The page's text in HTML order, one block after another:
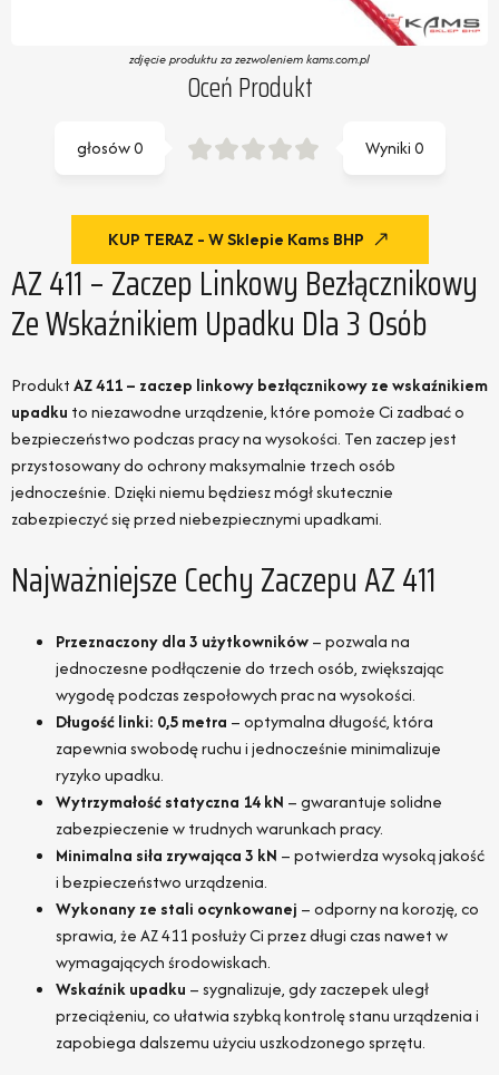
zdjęcie produktu za zezwoleniem kams.com.pl
Oceń Produkt
Wyniki0
głosów0
KUP TERAZ - W Sklepie Kams BHP
AZ 411 – Zaczep Linkowy Bezłącznikowy
Ze Wskaźnikiem Upadku Dla 3 Osób
ProduktAZ 411 – zaczep linkowy bezłącznikowy ze wskaźnikiem
upadku to niezawodne urządzenie, które pomoże Ci zadbać o
bezpieczeństwo podczas pracy na wysokości. Ten zaczep jest
przystosowany do ochrony maksymalnie trzech osób
jednocześnie. Dzięki niemu będziesz mógł skutecznie
zabezpieczyć się przed niebezpiecznymi upadkami.
Najważniejsze Cechy Zaczepu AZ 411
Przeznaczony dla 3 użytkowników– pozwala na
jednoczesne podłączenie do trzech osób, zwiększając
wygodę podczas zespołowych prac na wysokości.
Długość linki: 0,5 metra – optymalna długość, która
zapewnia swobodę ruchu i jednocześnie minimalizuje
ryzyko upadku.
Wytrzymałość statyczna 14 kN – gwarantuje solidne
zabezpieczenie w trudnych warunkach pracy.
Minimalna siła zrywająca 3 kN – potwierdza wysoką jakość
i bezpieczeństwo urządzenia.
Wykonany ze stali ocynkowanej – odporny na korozję, co
sprawia, że AZ 411 posłuży Ci przez długi czas nawet w
wymagających środowiskach.
Wskaźnik upadku – sygnalizuje, gdy zaczepek uległ
przeciążeniu, co ułatwia szybką kontrolę stanu urządzenia i
zapobiega dalszemu użyciu uszkodzonego sprzętu.